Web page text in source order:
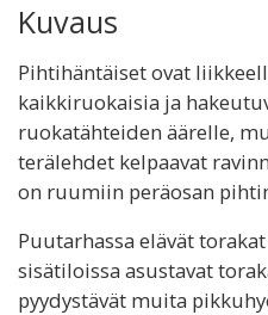
Kuvaus
Pihtihäntäiset ovat
kaikkiruokaisia ja
ruokatähteiden äärelle,
terälehdet kelpaavat
on ruumiin peräosan
Puutarhassa elävät
sisätiloissa asustavat
pyydystävät muita